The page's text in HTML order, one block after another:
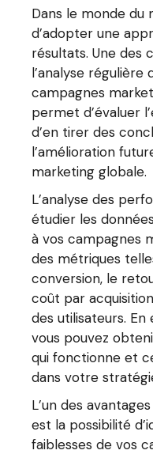
Dans le monde du
d’adopter une
résultats. Une des
l’analyse
campagnes
permet d’évaluer
d’en tirer des
l’amélioration
marketing globale.
L’analyse des
étudier les
à vos campagnes
des métriques
conversion, le
coût par
des utilisateurs.
vous pouvez
qui fonctionne et
dans votre
L’un des
est la possibilité
faiblesses de vos